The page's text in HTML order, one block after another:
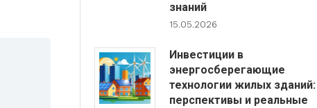
знаний
15.05.2026
Инвестиции в
энергосберегающие
технологии жилых зданий:
перспективы и реальные